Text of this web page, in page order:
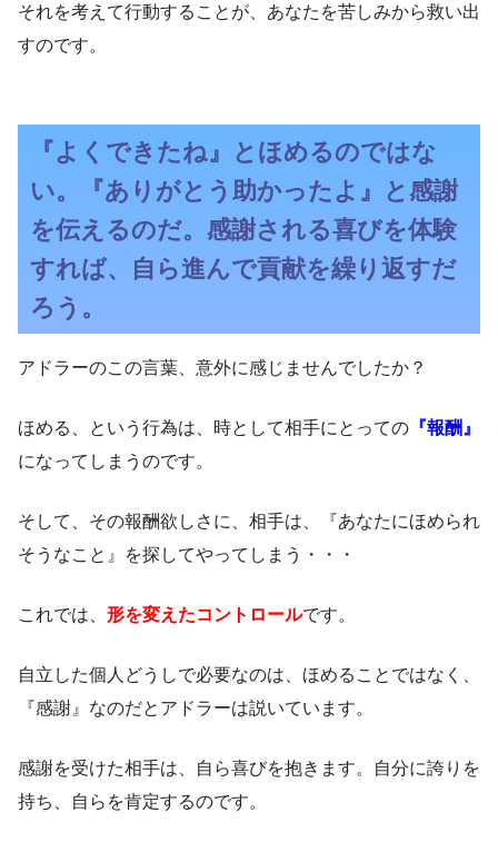
それを考えて行動することが、あなたを苦しみから救い出
すのです。
『よくできたね』とほめるのではな
い。『ありがとう助かったよ』と感謝
を伝えるのだ。感謝される喜びを体験
すれば、自ら進んで貢献を繰り返すだ
ろう。
アドラーのこの言葉、意外に感じませんでしたか？
ほめる、という行為は、時として相手にとっての 『報酬』
になってしまうのです。
そして、その報酬欲しさに、相手は、『あなたにほめられ
そうなこと』を探してやってしまう・・・
これでは、 形を変えたコントロールです。
自立した個人どうしで必要なのは、ほめることではなく、
『感謝』なのだとアドラーは説いています。
感謝を受けた相手は、自ら喜びを抱きます。自分に誇りを
持ち、自らを肯定するのです。